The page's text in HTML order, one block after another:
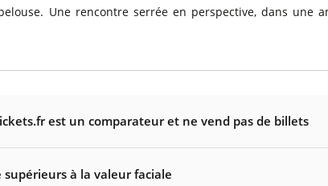
Une rencontre serrée en perspective, dans
est un comparateur et ne vend pas de billets
à la valeur faciale